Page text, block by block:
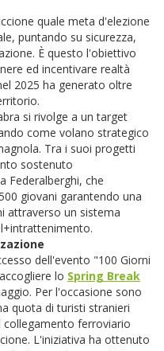
quale meta d'elezione
puntando su sicurezza,
È questo l'obiettivo
ed incentivare realtà
2025 ha generato oltre
si rivolge a un target
come volano strategico
Tra i suoi progetti
sostenuto
Federalberghi, che
giovani garantendo una
attraverso un sistema
dell'evento "100 Giorni
lo Spring Break
Per l'occasione sono
quota di turisti stranieri
collegamento ferroviario
L'iniziativa ha ottenuto